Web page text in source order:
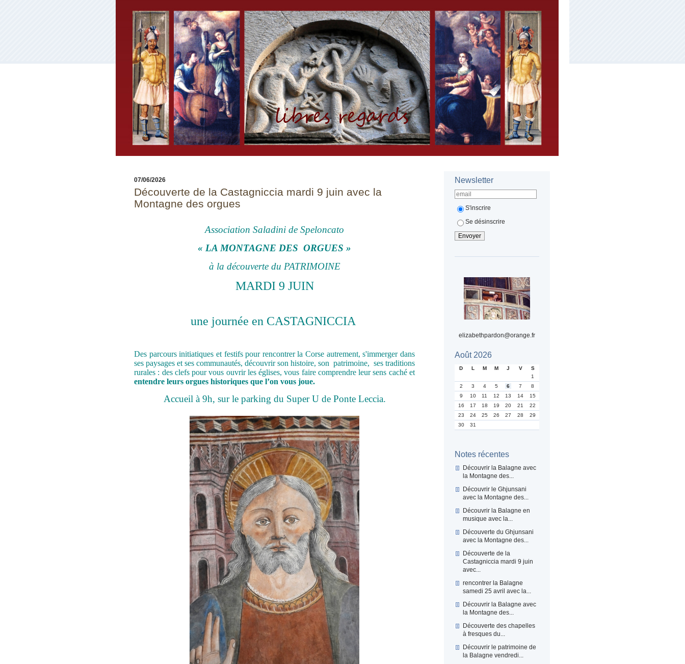
Newsletter
S'inscrire
Se désinscrire
elizabethpardon@orange.fr
Août 2026
D L M M J V
S
1
2
3 4 5 6 7
8
9
10 11 12 13 14
15
16
17 18 19 20 21
22
23
24 25 26 27 28
29
30
31
Notes récentes
Découvrir la Balagne avec
la Montagne des...
Découvrir le Ghjunsani
avec la Montagne des...
Découvrir la Balagne en
musique avec la...
Découverte du Ghjunsani
avec la Montagne des...
Découverte de la
Castagniccia mardi 9 juin
avec...
rencontrer la Balagne
samedi 25 avril avec la...
Découvrir la Balagne avec
la Montagne des...
Découverte des chapelles
à fresques du...
Découvrir le patrimoine de
la Balagne vendredi...
07/06/2026
Découverte de la Castagniccia mardi 9 juin avec la
Montagne des orgues
Association Saladini de Speloncato
« LA MONTAGNE DES ORGUES »
à la découverte du PATRIMOINE
MARDI 9 JUIN
une journée en CASTAGNICCIA
Des parcours initiatiques et festifs pour rencontrer la Corse autrement, s'immerger dans
ses paysages et ses communautés, découvrir son histoire, son patrimoine, ses traditions
rurales : des clefs pour vous ouvrir les églises, vous faire comprendre leur sens caché et
entendre leurs orgues historiques que l’on vous joue.
Accueil à 9h, sur le parking du Super U de Ponte Leccia.